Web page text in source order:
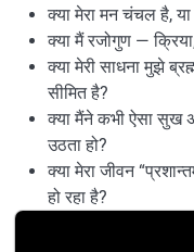
क्या मेरा मन चंचल है,
क्या मैं रजोगुण —
क्या मेरी साधना मुझे
सीमित है?
क्या मैंने कभी ऐसा सुख
उठता हो?
क्या मेरा जीवन
हो रहा है?